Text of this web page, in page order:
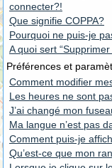
connecter?!
Que signifie COPPA?
Pourquoi ne puis-je
A quoi sert
Préférences et
Comment modifier
Les heures ne sont
J’ai changé mon
Ma langue n’est pas
Comment puis-je
Qu’est-ce que mon